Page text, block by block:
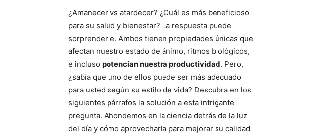
¿Amanecer vs atardecer? ¿Cuál es más beneficioso
para su salud y bienestar? La respuesta puede
sorprenderle. Ambos tienen propiedades únicas que
afectan nuestro estado de ánimo, ritmos biológicos,
e incluso potencian nuestra productividad. Pero,
¿sabía que uno de ellos puede ser más adecuado
para usted según su estilo de vida? Descubra en los
siguientes párrafos la solución a esta intrigante
pregunta. Ahondemos en la ciencia detrás de la luz
del día y cómo aprovecharla para mejorar su calidad